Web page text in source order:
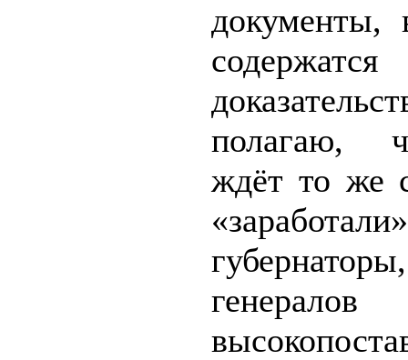
документы,
полагаю,
ждёт то же